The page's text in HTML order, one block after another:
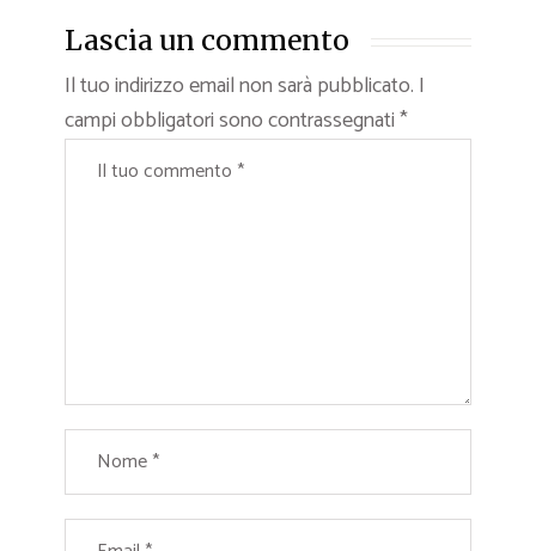
Lascia un commento
Il tuo indirizzo email non sarà pubblicato. I
campi obbligatori sono contrassegnati*